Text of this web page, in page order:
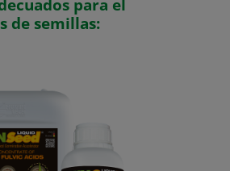
para el
de semillas: